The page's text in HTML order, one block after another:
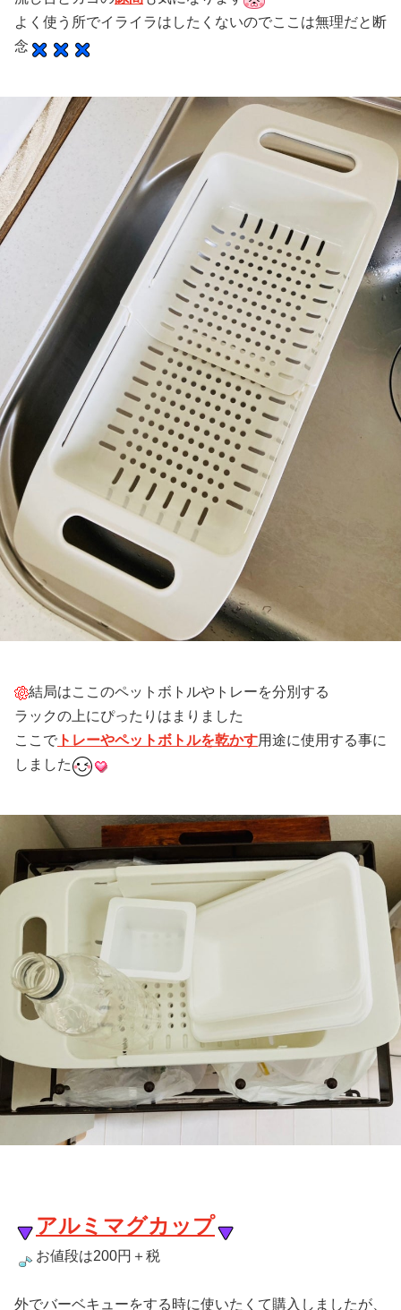
よく使う所でイライラはしたくないのでここは無理だと断
念
結局はここのペットボトルやトレーを分別する
ラックの上にぴったりはまりました
ここで トレーやペットボトルを乾かす用途に使用する事に
しました
アルミマグカップ
お値段は200円＋税
外でバーベキューをする時に使いたくて購入しましたが、